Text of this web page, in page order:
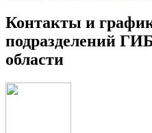
Контакты и
подразделений
области